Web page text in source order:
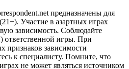
предназначены для
Участие в азартных играх
зависимость. Соблюдайте
ответственной игры. При
признаков зависимости
к специалисту. Помните, что
не может являться источником